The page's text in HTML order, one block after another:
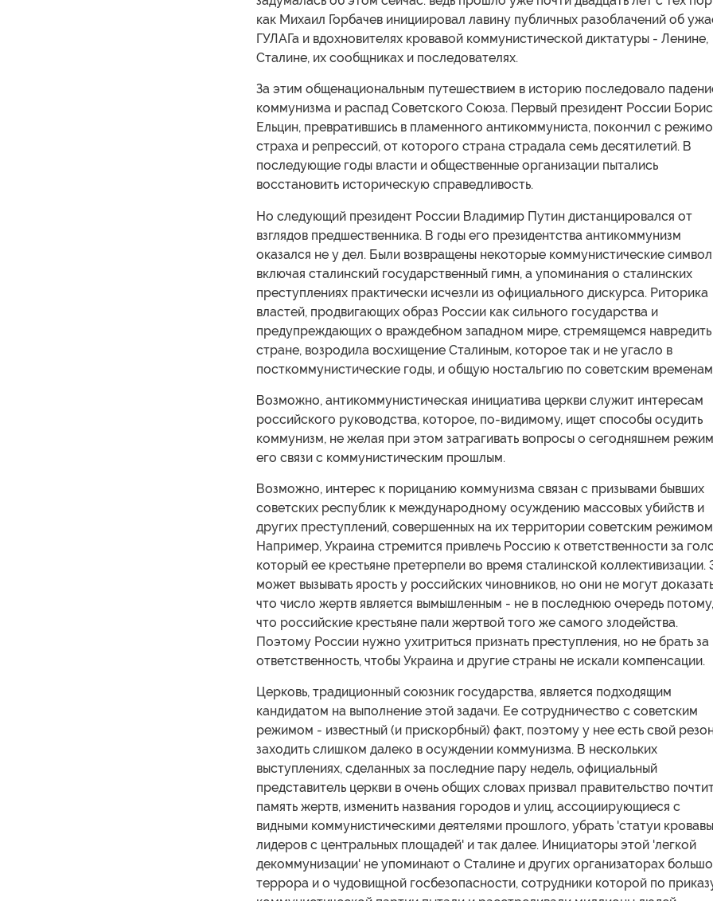
как Михаил Горбачев инициировал лавину публичных разоблачений об
ГУЛАГа и вдохновителях кровавой коммунистической диктатуры - Ленине,
Сталине, их сообщниках и последователях.
За этим общенациональным путешествием в историю последовало
коммунизма и распад Советского Союза. Первый президент России Борис
Ельцин, превратившись в пламенного антикоммуниста, покончил с
страха и репрессий, от которого страна страдала семь десятилетий. В
последующие годы власти и общественные организации пытались
восстановить историческую справедливость.
Но следующий президент России Владимир Путин дистанцировался от
взглядов предшественника. В годы его президентства антикоммунизм
оказался не у дел. Были возвращены некоторые коммунистические
включая сталинский государственный гимн, а упоминания о сталинских
преступлениях практически исчезли из официального дискурса. Риторика
властей, продвигающих образ России как сильного государства и
предупреждающих о враждебном западном мире, стремящемся навредить
стране, возродила восхищение Сталиным, которое так и не угасло в
посткоммунистические годы, и общую ностальгию по советским
Возможно, антикоммунистическая инициатива церкви служит интересам
российского руководства, которое, по-видимому, ищет способы осудить
коммунизм, не желая при этом затрагивать вопросы о сегодняшнем
его связи с коммунистическим прошлым.
Возможно, интерес к порицанию коммунизма связан с призывами бывших
советских республик к международному осуждению массовых убийств и
других преступлений, совершенных на их территории советским
Например, Украина стремится привлечь Россию к ответственности за
который ее крестьяне претерпели во время сталинской коллективизации.
может вызывать ярость у российских чиновников, но они не могут
что число жертв является вымышленным - не в последнюю очередь потому,
что российские крестьяне пали жертвой того же самого злодейства.
Поэтому России нужно ухитриться признать преступления, но не брать за
ответственность, чтобы Украина и другие страны не искали компенсации.
Церковь, традиционный союзник государства, является подходящим
кандидатом на выполнение этой задачи. Ее сотрудничество с советским
режимом - известный (и прискорбный) факт, поэтому у нее есть свой
заходить слишком далеко в осуждении коммунизма. В нескольких
выступлениях, сделанных за последние пару недель, официальный
представитель церкви в очень общих словах призвал правительство
память жертв, изменить названия городов и улиц, ассоциирующиеся с
видными коммунистическими деятелями прошлого, убрать 'статуи
лидеров с центральных площадей' и так далее. Инициаторы этой 'легкой
декоммунизации' не упоминают о Сталине и других организаторах
террора и о чудовищной госбезопасности, сотрудники которой по